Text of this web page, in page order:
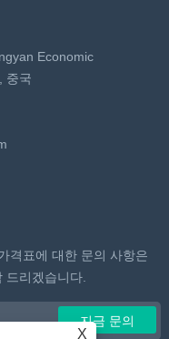
Economic
중국
격표에 대한 문의 사항은
리겠습니다.
X